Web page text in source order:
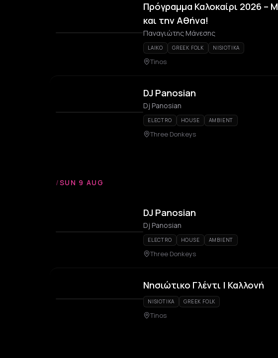
Πρόγραμμα Καλοκαίρι 2026 –
και την Αθήνα!
Παναγιώτης Μάνεσης
LAIKO GREEK FOLK NISIOTIKA
Tinos
DJ Panosian
Dj Panosian
ELECTRO HOUSE AMBIENT
Three Donkeys
/SUN 9 AUG
DJ Panosian
Dj Panosian
ELECTRO HOUSE AMBIENT
Three Donkeys
Νησιώτικο Γλέντι | Καλλονή
NISIOTIKA GREEK FOLK
Tinos